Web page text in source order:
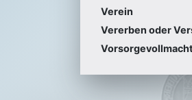
Verein
Vererben oder
Vorsorgevollmacht